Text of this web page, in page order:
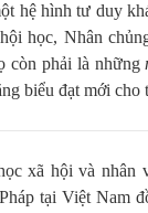
hệ hình tư duy
học, Nhân
còn phải là những
biểu đạt mới cho
xã hội và nhân
tại Việt Nam